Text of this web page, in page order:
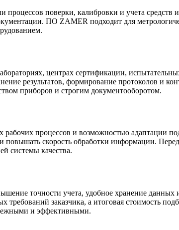
процессов поверки, калибровки и учета
ПО ZAMER подходит для
центрах сертификации,
результатов, формирование протоколов и
приборов и строгим документооборотом.
процессов и возможностью адаптации
скорость обработки информации.
системы качества.
точности учета, удобное хранение
заказчика, а итоговая стоимость
и эффективными.